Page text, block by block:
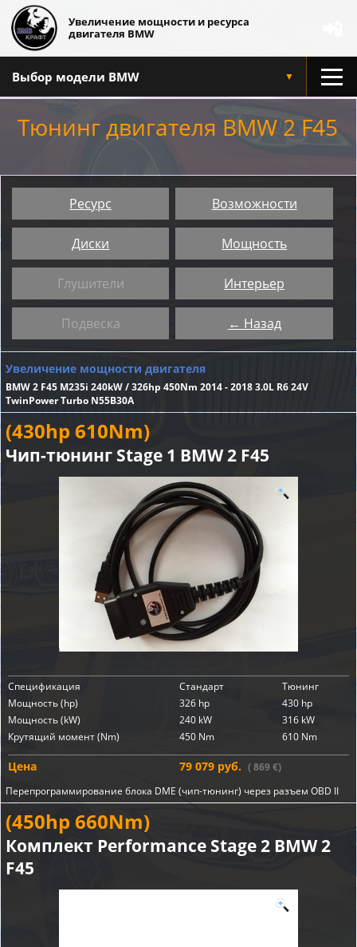
Увеличение мощности и ресурса
двигателя BMW
Выбор модели BMW ▼
Тюнинг двигателя BMW 2 F45
Ресурс Возможности
Диски Мощность
Глушители Интерьер
Подвеска ← Назад
Увеличение мощности двигателя
BMW 2 F45 M235i 240kW / 326hp 450Nm 2014 - 2018 3.0L R6 24V
TwinPower Turbo N55B30A
(430hp 610Nm)
Чип-тюнинг Stage 1 BMW 2 F45
Спецификация Стандарт
Тюнинг
Мощность (hp)
326 hp
430 hp
Мощность (kW)
240 kW
316 kW
Крутящий момент (Nm)
450 Nm 610 Nm
Цена 79 079 руб. ( 869 €)
Перепрограммирование блока DME (чип-тюнинг) через разъем OBD II
(450hp 660Nm)
Комплект Performance Stage 2 BMW 2
F45